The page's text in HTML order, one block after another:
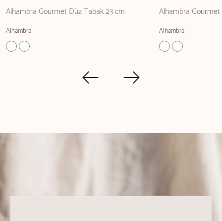
Alhambra Gourmet Düz Tabak 23 cm
Alhambra
Alhambra
Alhambra